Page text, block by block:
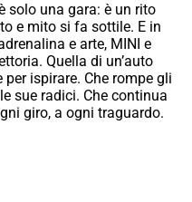
solo una gara: è un rito
e mito si fa sottile. E in
e arte, MINI e
Quella di un’auto
per ispirare. Che rompe gli
sue radici. Che continua
giro, a ogni traguardo.